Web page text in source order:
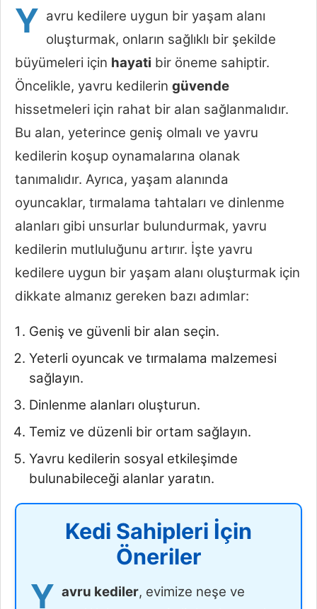
Y avru kedilere uygun bir yaşam alanı
oluşturmak, onların sağlıklı bir şekilde
büyümeleri için hayati bir öneme sahiptir.
Öncelikle, yavru kedilerin güvende
hissetmeleri için rahat bir alan sağlanmalıdır.
Bu alan, yeterince geniş olmalı ve yavru
kedilerin koşup oynamalarına olanak
tanımalıdır. Ayrıca, yaşam alanında
oyuncaklar, tırmalama tahtaları ve dinlenme
alanları gibi unsurlar bulundurmak, yavru
kedilerin mutluluğunu artırır. İşte yavru
kedilere uygun bir yaşam alanı oluşturmak için
dikkate almanız gereken bazı adımlar:
Geniş ve güvenli bir alan seçin.
Yeterli oyuncak ve tırmalama malzemesi
sağlayın.
Dinlenme alanları oluşturun.
Temiz ve düzenli bir ortam sağlayın.
Yavru kedilerin sosyal etkileşimde
bulunabileceği alanlar yaratın.
Kedi Sahipleri İçin
Öneriler
Y avru kediler, evimize neşe ve